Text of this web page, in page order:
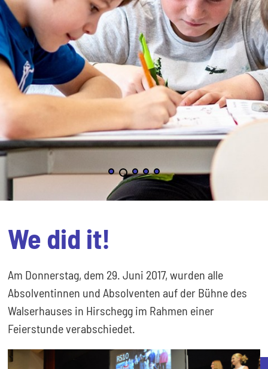
We did it!
Am Donnerstag, dem 29. Juni 2017, wurden alle
Absolventinnen und Absolventen auf der Bühne des
Walserhauses in Hirschegg im Rahmen einer
Feierstunde verabschiedet.